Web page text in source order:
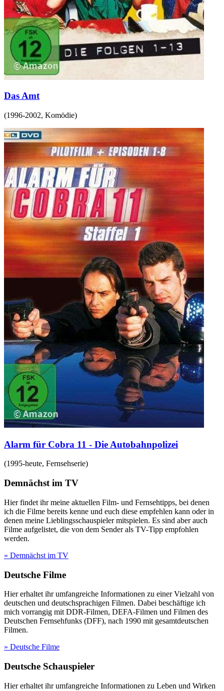
Das Amt
(1996-2002, Komödie)
Alarm für Cobra 11 - Die Autobahnpolizei
(1995-heute, Fernsehserie)
Demnächst im TV
Hier findet ihr meine aktuellen Film- und Fernsehtipps, bei denen
ich die Filme bereits kenne und euch diese empfehlen kann oder in
denen meine Lieblingsschauspieler mitspielen. Es sind aber auch
Filme aufgelistet, die von dem Sender als TV-Tipp empfohlen
werden.
» Demnächst im TV
Deutsche Filme
Hier erhaltet ihr umfangreiche Informationen zu einer Vielzahl von
deutschen und deutschsprachigen Filmen. Dabei beschäftige ich
mich vorrangig mit DDR-Filmen, DEFA-Filmen und Filmen des
Deutschen Fernsehfunks (DFF), nach 1990 mit gesamtdeutschen
Filmen.
» Deutsche Filme
Deutsche Schauspieler
Hier erhaltet ihr umfangreiche Informationen zu Leben und Wirken